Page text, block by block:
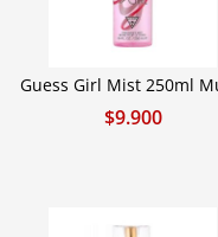
Guess Girl Mist 250ml
$9.900